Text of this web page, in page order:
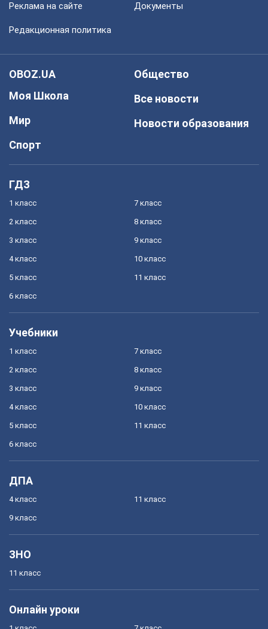
Реклама на сайте Документы
Редакционная политика
OBOZ.UA
Моя Школа
Мир
Спорт
Общество
Все новости
Новости образования
ГДЗ
1 класс
2 класс
3 класс
4 класс
5 класс
6 класс
7 класс
8 класс
9 класс
10 класс
11 класс
Учебники
1 класс
2 класс
3 класс
4 класс
5 класс
6 класс
7 класс
8 класс
9 класс
10 класс
11 класс
ДПА
4 класс
9 класс
11 класс
ЗНО
11 класс
Онлайн уроки